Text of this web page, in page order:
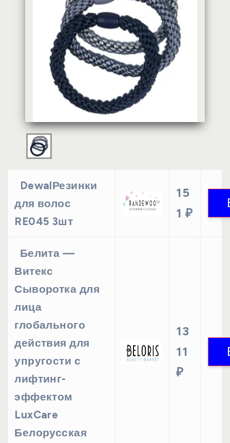
DewalРезинки
для волос
RE045 3шт
15
1 ₽
Белита —
Витекс
Сыворотка для
лица
глобального
действия для
упругости с
лифтинг-
эффектом
LuxCare
Белорусская
13
11
₽